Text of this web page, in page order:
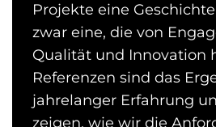
Projekte eine
zwar eine, die von
Qualität und Innovation
Referenzen sind das
jahrelanger Erfahrung
zeigen, wie wir die